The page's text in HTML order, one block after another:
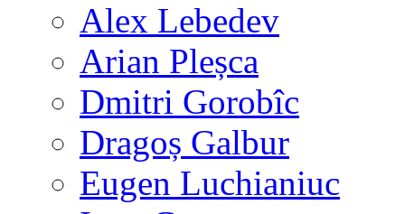
Alex Lebedev
Arian Pleșca
Dmitri Gorobîc
Dragoș Galbur
Eugen Luchianiuc